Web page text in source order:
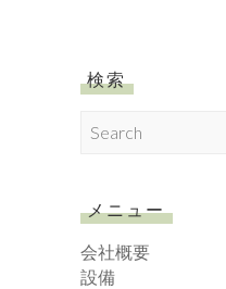
検索
c
h
メニュー
会社概要
設備